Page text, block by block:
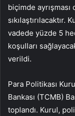
biçimde
vadede yüzde 5
koşulları
verildi.
Para Politikası
Bankası (TCMB)
toplandı. Kurul,